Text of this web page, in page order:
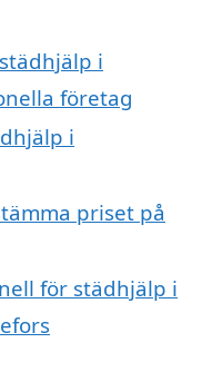
i
företag
i
priset på
för städhjälp i